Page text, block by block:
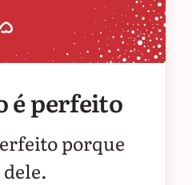
é perfeito
porque